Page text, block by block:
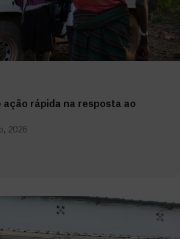
rápida na resposta ao
2026